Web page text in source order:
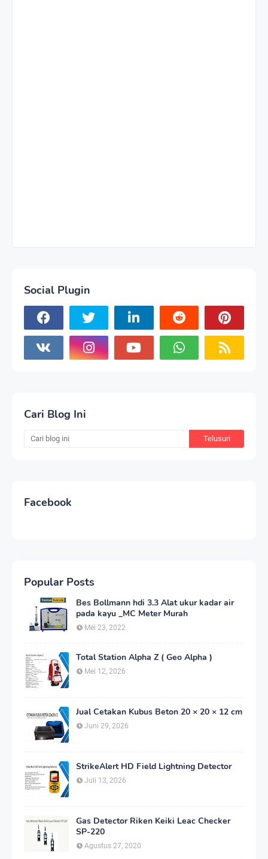
Social Plugin
Cari Blog Ini
Facebook
Popular Posts
Bes Bollmann hdi 3.3 Alat ukur kadar air
pada kayu _MC Meter Murah
Mei 23, 2022
Total Station Alpha Z ( Geo Alpha )
Mei 12, 2026
Jual Cetakan Kubus Beton 20 × 20 × 12 cm
Juni 29, 2026
StrikeAlert HD Field Lightning Detector
Juli 13, 2026
Gas Detector Riken Keiki Leac Checker
SP-220
Agustus 27, 2020